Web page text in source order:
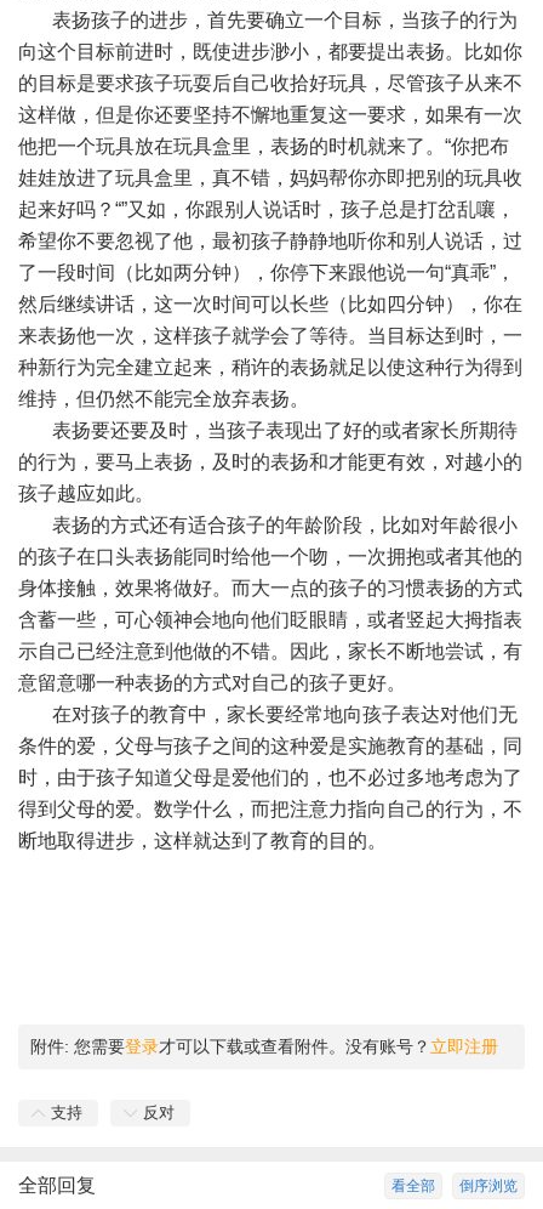
表扬孩子的进步，首先要确立一个目标，当孩子的行为
向这个目标前进时，既使进步渺小，都要提出表扬。比如你
的目标是要求孩子玩耍后自己收拾好玩具，尽管孩子从来不
这样做，但是你还要坚持不懈地重复这一要求，如果有一次
他把一个玩具放在玩具盒里，表扬的时机就来了。“你把布
娃娃放进了玩具盒里，真不错，妈妈帮你亦即把别的玩具收
起来好吗？“”又如，你跟别人说话时，孩子总是打岔乱嚷，
希望你不要忽视了他，最初孩子静静地听你和别人说话，过
了一段时间（比如两分钟），你停下来跟他说一句“真乖”，
然后继续讲话，这一次时间可以长些（比如四分钟），你在
来表扬他一次，这样孩子就学会了等待。当目标达到时，一
种新行为完全建立起来，稍许的表扬就足以使这种行为得到
维持，但仍然不能完全放弃表扬。
表扬要还要及时，当孩子表现出了好的或者家长所期待
的行为，要马上表扬，及时的表扬和才能更有效，对越小的
孩子越应如此。
表扬的方式还有适合孩子的年龄阶段，比如对年龄很小
的孩子在口头表扬能同时给他一个吻，一次拥抱或者其他的
身体接触，效果将做好。而大一点的孩子的习惯表扬的方式
含蓄一些，可心领神会地向他们眨眼睛，或者竖起大拇指表
示自己已经注意到他做的不错。因此，家长不断地尝试，有
意留意哪一种表扬的方式对自己的孩子更好。
在对孩子的教育中，家长要经常地向孩子表达对他们无
条件的爱，父母与孩子之间的这种爱是实施教育的基础，同
时，由于孩子知道父母是爱他们的，也不必过多地考虑为了
得到父母的爱。数学什么，而把注意力指向自己的行为，不
断地取得进步，这样就达到了教育的目的。
附件: 您需要登录才可以下载或查看附件。没有账号？ 立即注册
支持 反对
倒序浏览
看全部
全部回复